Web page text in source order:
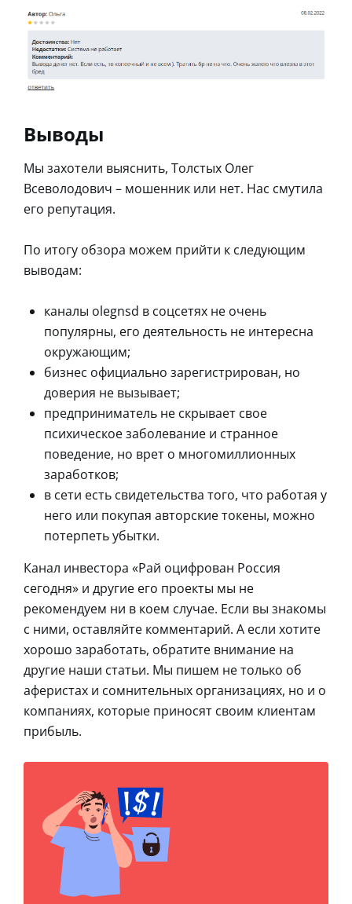
Выводы
Мы захотели выяснить, Толстых Олег
Всеволодович – мошенник или нет. Нас смутила
его репутация.
По итогу обзора можем прийти к следующим
выводам:
каналы olegnsd в соцсетях не очень
популярны, его деятельность не интересна
окружающим;
бизнес официально зарегистрирован, но
доверия не вызывает;
предприниматель не скрывает свое
психическое заболевание и странное
поведение, но врет о многомиллионных
заработков;
в сети есть свидетельства того, что работая у
него или покупая авторские токены, можно
потерпеть убытки.
Канал инвестора «Рай оцифрован Россия
сегодня» и другие его проекты мы не
рекомендуем ни в коем случае. Если вы знакомы
с ними, оставляйте комментарий. А если хотите
хорошо заработать, обратите внимание на
другие наши статьи. Мы пишем не только об
аферистах и сомнительных организациях, но и о
компаниях, которые приносят своим клиентам
прибыль.